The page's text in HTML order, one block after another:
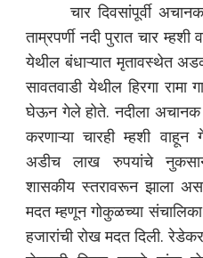
चार दिवसांपूर्वी
ताम्रपर्णी नदी पुरात चार म्हशी
येथील बंधाऱ्यात मृतावस्थेत
सावतवाडी येथील हिरगा
घेऊन गेले होते. नदीला अचानक
करणाऱ्या चारही म्हशी वाहून
अडीच लाख रुपयांचे
शासकीय स्तरावरून झाला
मदत म्हणून गोकुळच्या
हजारांची रोख मदत दिली.